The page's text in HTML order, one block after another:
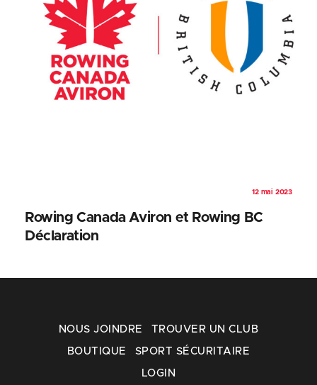
12 mai 2023
Rowing Canada Aviron et Rowing BC
Déclaration
NOUS JOINDRE TROUVER UN CLUB
BOUTIQUE SPORT SÉCURITAIRE
LOGIN